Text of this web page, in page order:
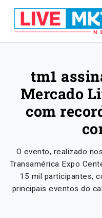
tm1
Mercado
com
O evento, realizado
Transamérica Expo
15 mil participantes,
principais eventos do